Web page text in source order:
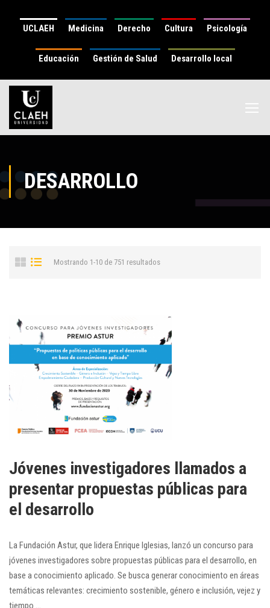
UCLAEH Medicina Derecho Cultura Psicología
Educación Gestión de Salud Desarrollo local
DESARROLLO
Mostrando 1-10 de 751 resultados
Jóvenes investigadores llamados a
presentar propuestas públicas para
el desarrollo
La Fundación Astur, que lidera Enrique Iglesias, lanzó un concurso para
jóvenes investigadores sobre propuestas públicas para el desarrollo, en
base a conocimiento aplicado. Se busca generar conocimiento en áreas
temáticas relevantes: crecimiento sostenible, género e inclusión, vejez y